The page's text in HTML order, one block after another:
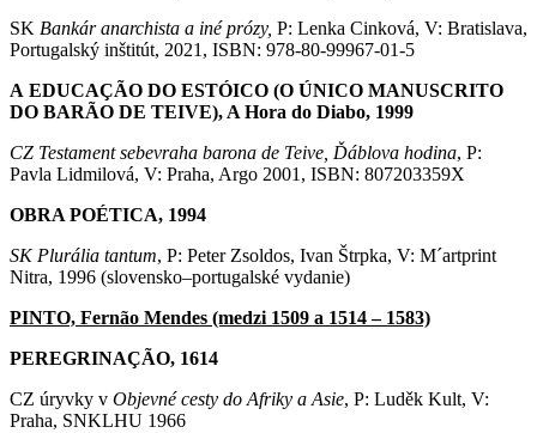
SK Bankár anarchista a iné prózy, P: Lenka Cinková, V: Bratislava,
Portugalský inštitút, 2021, ISBN: 978-80-99967-01-5
A EDUCAÇÃO DO ESTÓICO (O ÚNICO MANUSCRITO
DO BARÃO DE TEIVE), A Hora do Diabo, 1999
CZ Testament sebevraha barona de Teive, Ďáblova hodina, P:
Pavla Lidmilová, V: Praha, Argo 2001, ISBN: 807203359X
OBRA POÉTICA, 1994
SK Plurália tantum, P: Peter Zsoldos, Ivan Štrpka, V: M´artprint
Nitra, 1996 (slovensko–portugalské vydanie)
PINTO, Fernão Mendes (medzi 1509 a 1514 – 1583)
PEREGRINAÇÃO, 1614
CZ úryvky v Objevné cesty do Afriky a Asie, P: Luděk Kult, V:
Praha, SNKLHU 1966